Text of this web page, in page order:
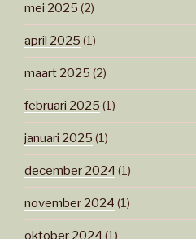
mei 2025 (2)
april 2025 (1)
maart 2025 (2)
februari 2025 (1)
januari 2025 (1)
december 2024 (1)
november 2024 (1)
oktober 2024 (1)